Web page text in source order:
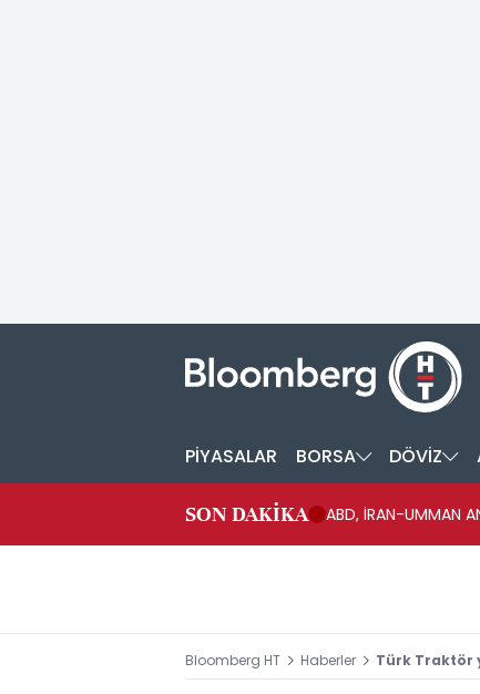
PİYASALAR BORSA DÖVİZ
SON DAKİKA ABD, İRAN-UMMAN
Bloomberg HT Haberler Türk Traktör